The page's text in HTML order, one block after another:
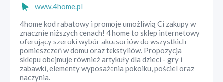
www.4home.pl
4home kod rabatowy i promoje umożliwią Ci zakupy w
znacznie niższych cenach! 4 home to sklep internetowy
oferujący szeroki wybór akcesoriów do wszystkich
pomieszczeń w domu oraz tekstyliów. Propozycja
sklepu obejmuje również artykuły dla dzieci - gry i
zabawki, elementy wyposażenia pokoiku, pościel oraz
naczynia.